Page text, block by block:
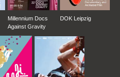
Millennium Docs
Against Gravity
DOK Leipzig